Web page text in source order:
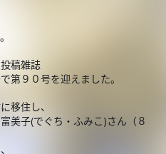
稿雑誌
第９０号を迎えました。
移住し、
美子(でぐち・ふみこ)さん（８